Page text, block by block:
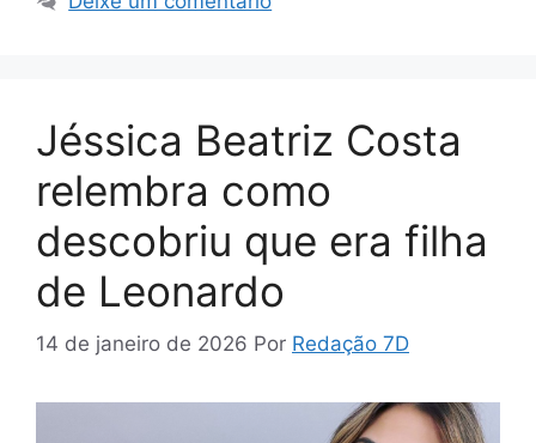
Jéssica Beatriz Costa
relembra como
descobriu que era filha
de Leonardo
14 de janeiro de 2026 Por Redação 7D